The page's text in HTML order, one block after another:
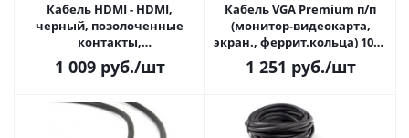
Кабель HDMI - HDMI,
черный, позолоченные
контакты,
экранированный, 7.5м. v2.0
(CC-HDMI4-7.5M)
1 009руб./шт
Кабель VGA Premium п/п
(монитор-видеокарта,
экран., феррит.кольца) 10м,
CC-PPVGA-10-B, черный
1 251 руб./шт